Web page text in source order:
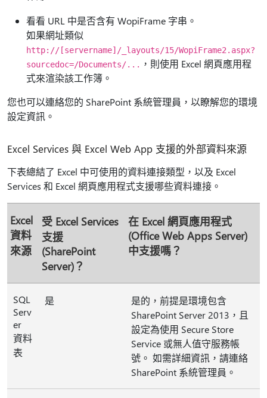
看看 URL 中是否含有 WopiFrame 字串。
如果網址類似
http://[servername]/_layouts/15/WopiFrame2.aspx?
sourcedoc=/Documents/... ，則使用 Excel 網頁應用程
式來渲染該工作簿。
您也可以連絡您的 SharePoint 系統管理員，以瞭解您的環境
設定資訊。
Excel Services 與 Excel Web App 支援的外部資料來源
下表總結了 Excel 中可使用的資料連接類型，以及 Excel
Services 和 Excel 網頁應用程式支援哪些資料連接。
Excel
資料
來源
受 Excel Services
支援
(SharePoint
Server)？
在 Excel 網頁應用程式
(Office Web Apps Server)
中支援嗎？
SQL
Serv
er
資料
表
是
是的，前提是環境包含
SharePoint Server 2013，且
設定為使用 Secure Store
Service 或無人值守服務帳
號。 如需詳細資訊，請連絡
SharePoint 系統管理員。